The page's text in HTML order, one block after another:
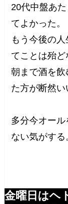
20代中盤あ
てよかった。
もう今後の
てことは殆ど
朝まで酒を
た方が断然い
多分今オー
ない気がする
金曜日はヘ